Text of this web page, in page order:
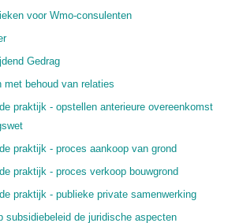
voor Wmo-consulenten
Gedrag
met behoud van relaties
praktijk - opstellen anterieure overeenkomst
praktijk - proces aankoop van grond
praktijk - proces verkoop bouwgrond
praktijk - publieke private samenwerking
subsidiebeleid de juridische aspecten